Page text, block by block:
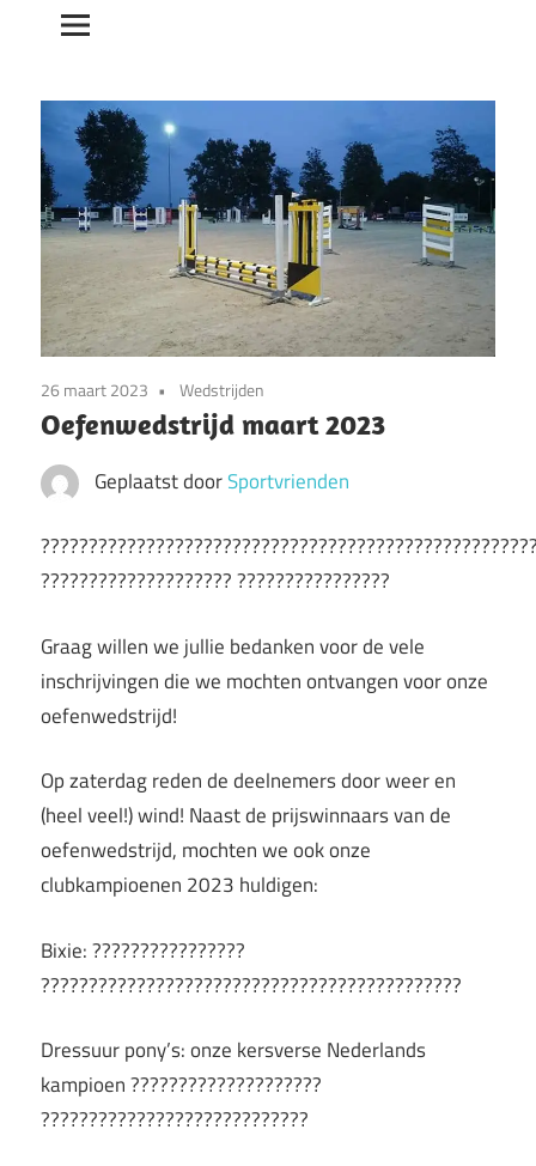
26 maart 2023 Wedstrijden
Oefenwedstrijd maart 2023
Geplaatst doorSportvrienden
???????????????????? ????????????????
Graag willen we jullie bedanken voor de vele
inschrijvingen die we mochten ontvangen voor onze
oefenwedstrijd!
Op zaterdag reden de deelnemers door weer en
(heel veel!) wind! Naast de prijswinnaars van de
oefenwedstrijd, mochten we ook onze
clubkampioenen 2023 huldigen:
Bixie: ????????????????
????????????????????????????????????????????
Dressuur pony’s: onze kersverse Nederlands
kampioen ????????????????????
????????????????????????????